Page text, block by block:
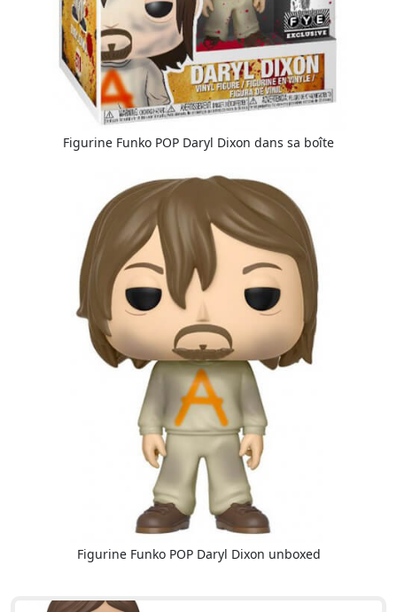
Figurine Funko POP Daryl Dixon dans sa boîte
Figurine Funko POP Daryl Dixon unboxed